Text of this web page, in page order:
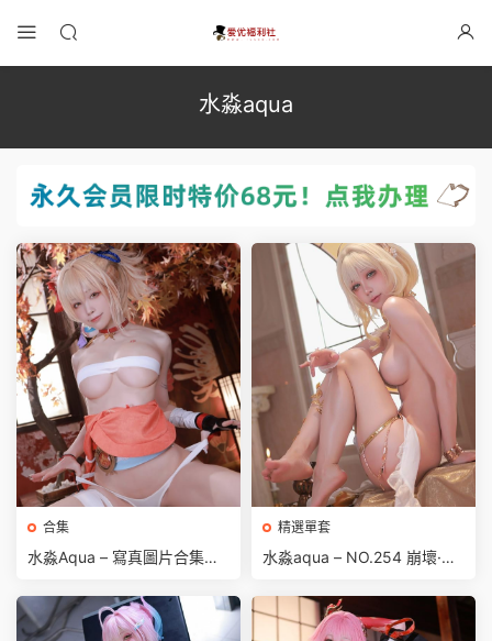
水淼aqua
合集
水淼Aqua – 寫真圖片合集
精選單套
水淼aqua – NO.254 崩壞·星
B]